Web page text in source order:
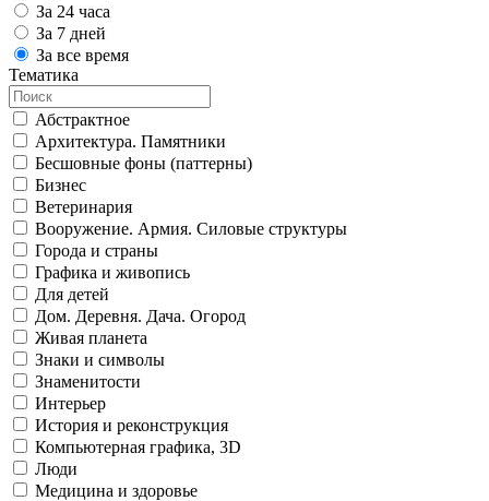
За 24 часа
За 7 дней
За все время
Тематика
Абстрактное
Архитектура. Памятники
Бесшовные фоны (паттерны)
Бизнес
Ветеринария
Вооружение. Армия. Силовые структуры
Города и страны
Графика и живопись
Для детей
Дом. Деревня. Дача. Огород
Живая планета
Знаки и символы
Знаменитости
Интерьер
История и реконструкция
Компьютерная графика, 3D
Люди
Медицина и здоровье